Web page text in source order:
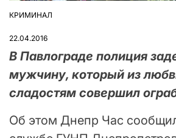
ОПУБЛІКУВАТИ
КРИМИНАЛ
22.04.2016
В Павлограде полиция
мужчину, который из
сладостям совершил
Об этом Днепр Час